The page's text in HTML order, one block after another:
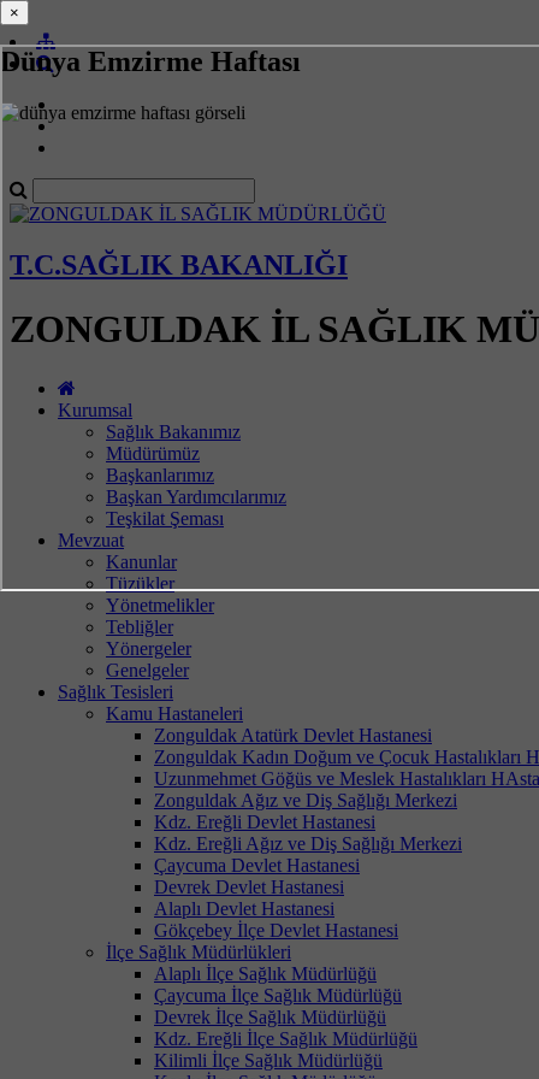
Dünya Emzirme Haftası
T.C.SAĞLIK BAKANLIĞI
ZONGULDAK İL SAĞLIK
Kurumsal
Sağlık Bakanımız
Müdürümüz
Başkanlarımız
Başkan Yardımcılarımız
Teşkilat Şeması
Mevzuat
Kanunlar
Tüzükler
Yönetmelikler
Tebliğler
Yönergeler
Genelgeler
Sağlık Tesisleri
Kamu Hastaneleri
Zonguldak Atatürk Devlet Hastanesi
Zonguldak Kadın Doğum ve Çocuk Hastalıkları
Uzunmehmet Göğüs ve Meslek Hastalıkları
Zonguldak Ağız ve Diş Sağlığı Merkezi
Kdz. Ereğli Devlet Hastanesi
Kdz. Ereğli Ağız ve Diş Sağlığı Merkezi
Çaycuma Devlet Hastanesi
Devrek Devlet Hastanesi
Alaplı Devlet Hastanesi
Gökçebey İlçe Devlet Hastanesi
İlçe Sağlık Müdürlükleri
Alaplı İlçe Sağlık Müdürlüğü
Çaycuma İlçe Sağlık Müdürlüğü
Devrek İlçe Sağlık Müdürlüğü
Kdz. Ereğli İlçe Sağlık Müdürlüğü
Kilimli İlçe Sağlık Müdürlüğü
×